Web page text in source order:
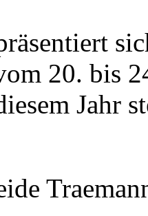
20. bis
Jahr